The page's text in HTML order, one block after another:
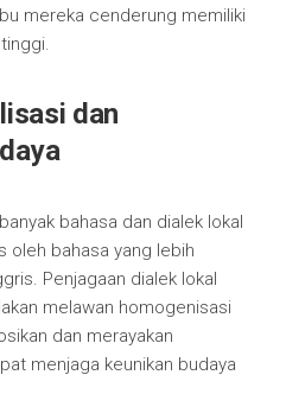
mereka cenderung memiliki
dan
bahasa dan dialek lokal
oleh bahasa yang lebih
Penjagaan dialek lokal
melawan homogenisasi
dan merayakan
menjaga keunikan budaya